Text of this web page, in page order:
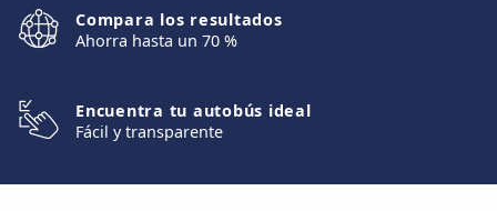
Compara los resultados
Ahorra hasta un 70 %
Encuentra tu autobús ideal
Fácil y transparente